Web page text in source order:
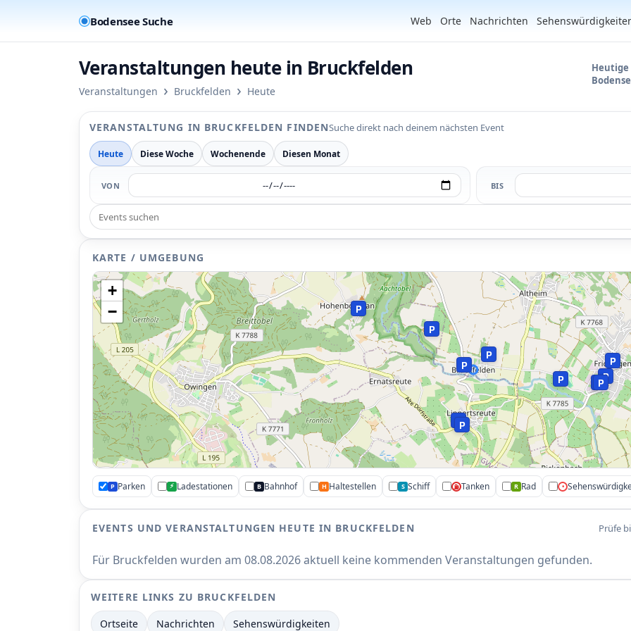
Bodensee Suche Web Orte Nachrichten
Veranstaltungen heute in Bruckfelden
Veranstaltungen › Bruckfelden › Heute
VERANSTALTUNG IN BRUCKFELDEN FINDENSuche direkt nach deinem nächsten Event
Heute Diese Woche Wochenende Diesen Monat
VON BIS
KARTE / UMGEBUNG
P
P
P
P
P
P
P P
P
P
P
P
P
P
+
−
P Parken ⚡ Ladestationen B Bahnhof H Haltestellen S Schiff ⛽ Tanken R Rad •
EVENTS UND VERANSTALTUNGEN HEUTE IN BRUCKFELDEN Prüfe
Für Bruckfelden wurden am 08.08.2026 aktuell keine kommenden Veranstaltungen gefunden.
WEITERE LINKS ZU BRUCKFELDEN
Ortseite
Nachrichten Sehenswürdigkeiten